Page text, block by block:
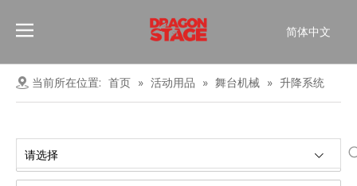
简体中文
Pусский
Español
English
当前所在位置: 首页 » 活动用品 » 舞台机械 » 升降系统
请选择